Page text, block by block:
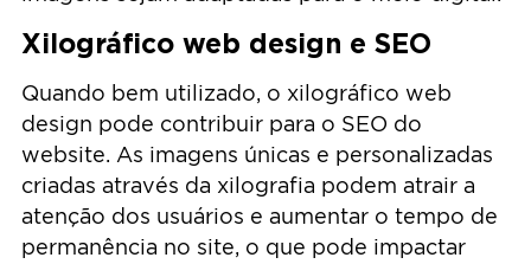
Xilográfico web design e SEO
Quando bem utilizado, o xilográfico web
design pode contribuir para o SEO do
website. As imagens únicas e personalizadas
criadas através da xilografia podem atrair a
atenção dos usuários e aumentar o tempo de
permanência no site, o que pode impactar